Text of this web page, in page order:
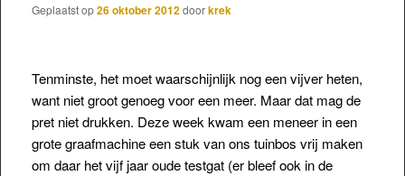
Geplaatst op26 oktober 2012doorkrek
Tenminste, het moet waarschijnlijk nog een vijver heten,
want niet groot genoeg voor een meer. Maar dat mag de
pret niet drukken. Deze week kwam een meneer in een
grote graafmachine een stuk van ons tuinbos vrij maken
om daar het vijf jaar oude testgat (er bleef ook in de